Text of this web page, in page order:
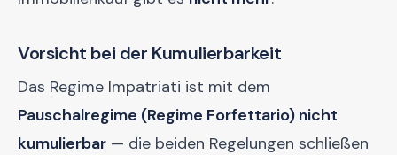
Vorsicht bei der Kumulierbarkeit
Das Regime Impatriati ist mit dem
Pauschalregime (Regime Forfettario) nicht
kumulierbar — die beiden Regelungen schließen